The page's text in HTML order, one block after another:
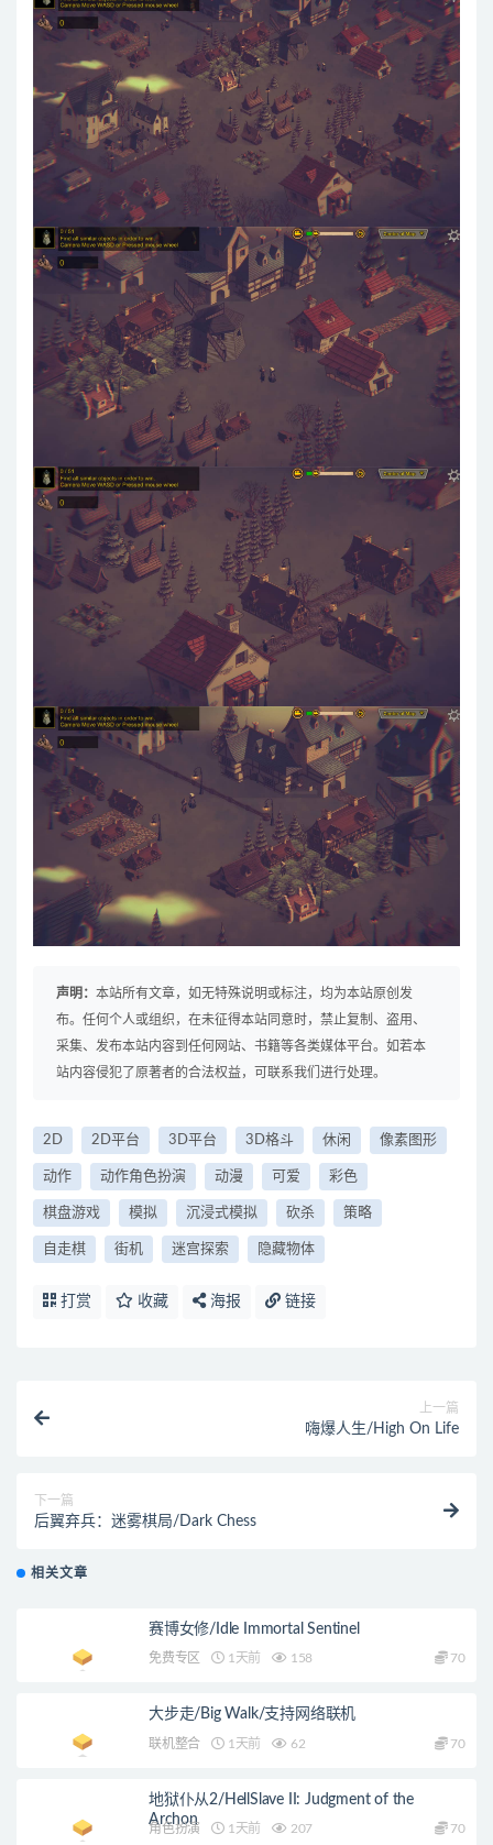
声明： 本站所有文章，如无特殊说明或标注，均为本站原创发
布。任何个人或组织，在未征得本站同意时，禁止复制、盗用、
采集、发布本站内容到任何网站、书籍等各类媒体平台。如若本
站内容侵犯了原著者的合法权益，可联系我们进行处理。
2D 2D平台 3D平台 3D格斗 休闲 像素图形
动作 动作角色扮演 动漫 可爱 彩色
棋盘游戏 模拟 沉浸式模拟 砍杀 策略
自走棋 街机 迷宫探索 隐藏物体
打赏 收藏 海报 链接
上一篇
嗨爆人生/High On Life
下一篇
后翼弃兵：迷雾棋局/Dark Chess
相关文章
赛博女修/Idle Immortal Sentinel
免费专区 1天前 158 70
大步走/Big Walk/支持网络联机
联机整合 1天前 62 70
地狱仆从2/HellSlave II: Judgment of the
Archon
角色扮演 1天前 207 70